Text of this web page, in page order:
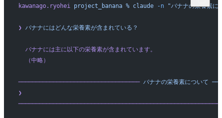
kawanago.ryohei project_banana % claude -n "バナナの栄養素に
❯ バナナにはどんな栄養素が含まれている？
  バナナには主に以下の栄養素が含まれています。
  （中略）
─────────────────────────────────── バナナの栄養素について
❯